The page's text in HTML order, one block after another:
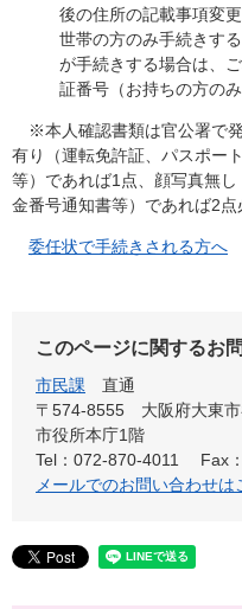
後の住所の記載事項変
世帯の方のみ手続きす
が手続きする場合は、
証番号（お持ちの方の
※本人確認書類は官公署で
有り（運転免許証、パスポー
等）であれば1点、顔写真無
金番号通知書等）であれば2点
委任状で手続きされる方へ
このページに関するお
市民課
直通
〒574-8555 大阪府大東
市役所本庁1階
Tel：072-870-4011
Fax
メールでのお問い合わせは